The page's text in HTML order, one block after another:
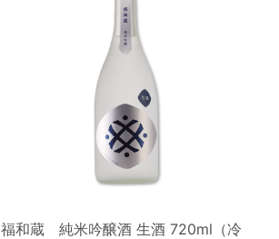
福和蔵 純米吟醸酒 生酒 720ml（冷